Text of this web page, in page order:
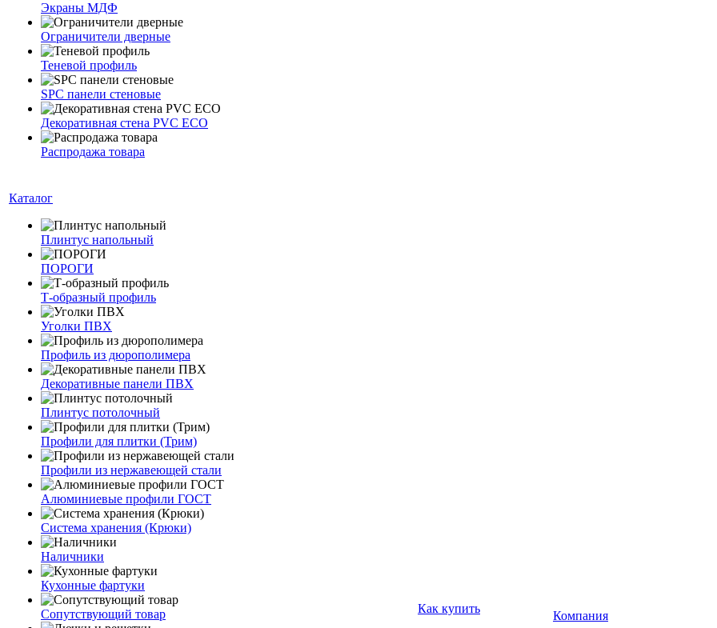
Экраны МДФ
Ограничители дверные
Теневой профиль
SPC панели стеновые
Декоративная стена PVC ECO
Распродажа товара
Каталог
Плинтус напольный
ПОРОГИ
Т-образный профиль
Уголки ПВХ
Профиль из дюрополимера
Декоративные панели ПВХ
Плинтус потолочный
Профили для плитки (Трим)
Профили из нержавеющей стали
Алюминиевые профили ГОСТ
Система хранения (Крюки)
Наличники
Кухонные фартуки
Сопутствующий товар
Как купить
Компания